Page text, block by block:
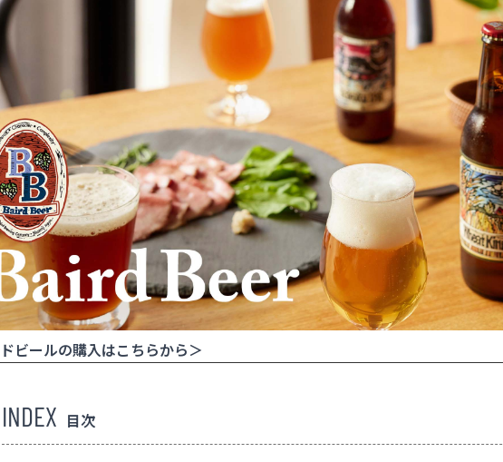
ビールの購入はこちらから＞
目次